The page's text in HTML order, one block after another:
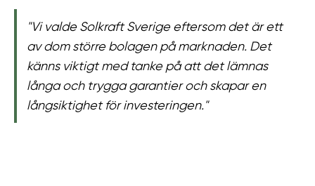
"Vi valde Solkraft Sverige eftersom det är ett
av dom större bolagen på marknaden. Det
känns viktigt med tanke på att det lämnas
långa och trygga garantier och skapar en
långsiktighet för investeringen."